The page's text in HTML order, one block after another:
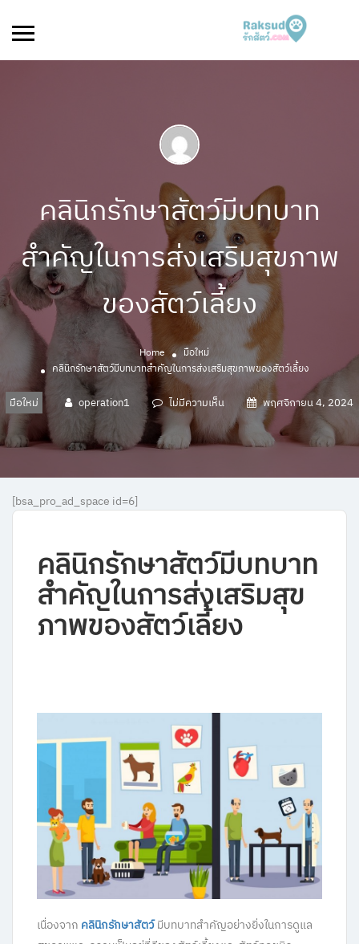
คลินิกรักษาสัตว์มีบทบาท
สำคัญในการส่งเสริมสุขภาพ
ของสัตว์เลี้ยง
Home
มือใหม่
คลินิกรักษาสัตว์มีบทบาทสำคัญในการส่งเสริมสุขภาพของสัตว์เลี้ยง
มือใหม่ operation1 ไม่มีความเห็น พฤศจิกายน 4, 2024
[bsa_pro_ad_space id=6]
คลินิกรักษาสัตว์มีบทบาท
สำคัญในการส่งเสริมสุข
ภาพของสัตว์เลี้ยง
เนื่องจาก คลินิกรักษาสัตว์มีบทบาทสำคัญอย่างยิ่งในการดูแล